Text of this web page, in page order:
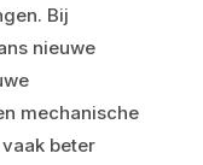
Bij
nieuwe
mechanische
beter